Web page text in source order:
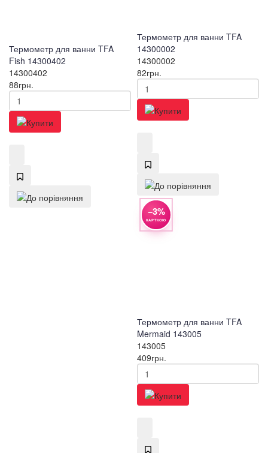
Термометр для ванни TFA
Fish 14300402
14300402
88грн.
Термометр для ванни TFA
14300002
14300002
82грн.
−3%
КАРТКОЮ
Термометр для ванни TFA
Mermaid 143005
143005
409грн.